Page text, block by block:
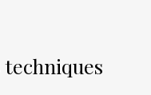
techniques